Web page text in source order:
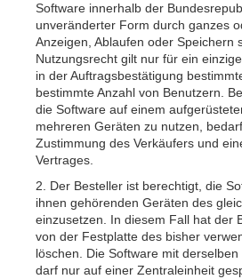
Software innerhalb der
unveränderter Form durch ganzes
Anzeigen, Ablaufen oder Speichern
Nutzungsrecht gilt nur für ein
in der Auftragsbestätigung
bestimmte Anzahl von Benutzern.
die Software auf einem
mehreren Geräten zu nutzen,
Zustimmung des Verkäufers und
Vertrages.
2. Der Besteller ist berechtigt, die
ihnen gehörenden Geräten des
einzusetzen. In diesem Fall hat der
von der Festplatte des bisher
löschen. Die Software mit
darf nur auf einer Zentraleinheit